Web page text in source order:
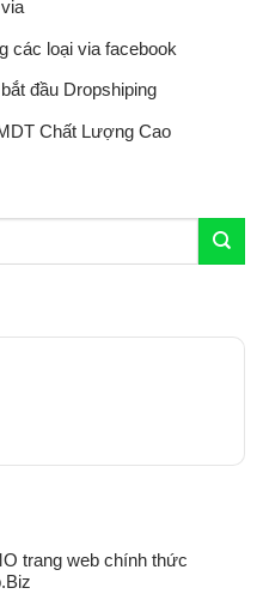
các loại via facebook
đầu Dropshiping
Chất Lượng Cao
trang web chính thức